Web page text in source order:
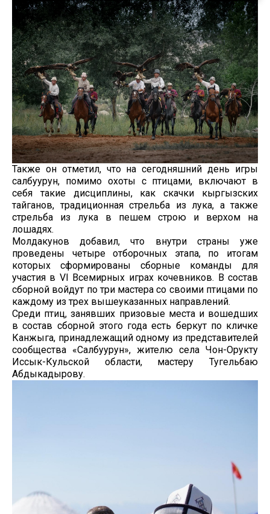
Также он отметил, что на сегодняшний день игры
салбуурун, помимо охоты с птицами, включают в
себя такие дисциплины, как скачки кыргызских
тайганов, традиционная стрельба из лука, а также
стрельба из лука в пешем строю и верхом на
лошадях.
Молдакунов добавил, что внутри страны уже
проведены четыре отборочных этапа, по итогам
которых сформированы сборные команды для
участия в VI Всемирных играх кочевников. В состав
сборной войдут по три мастера со своими птицами по
каждому из трех вышеуказанных направлений.
Среди птиц, занявших призовые места и вошедших
в состав сборной этого года есть беркут по кличке
Канжыга, принадлежащий одному из представителей
сообщества «Салбуурун», жителю села Чон-Орукту
Иссык-Кульской области, мастеру Тугельбаю
Абдыкадырову.